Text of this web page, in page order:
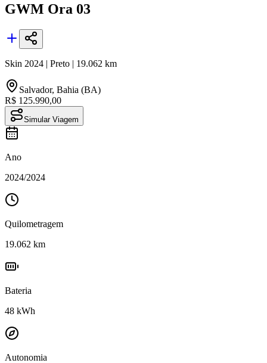
GWM Ora 03
Skin 2024 | Preto | 19.062 km
Salvador, Bahia (BA)
R$ 125.990,00
Simular Viagem
Ano
2024/2024
Quilometragem
19.062 km
Bateria
48 kWh
Autonomia